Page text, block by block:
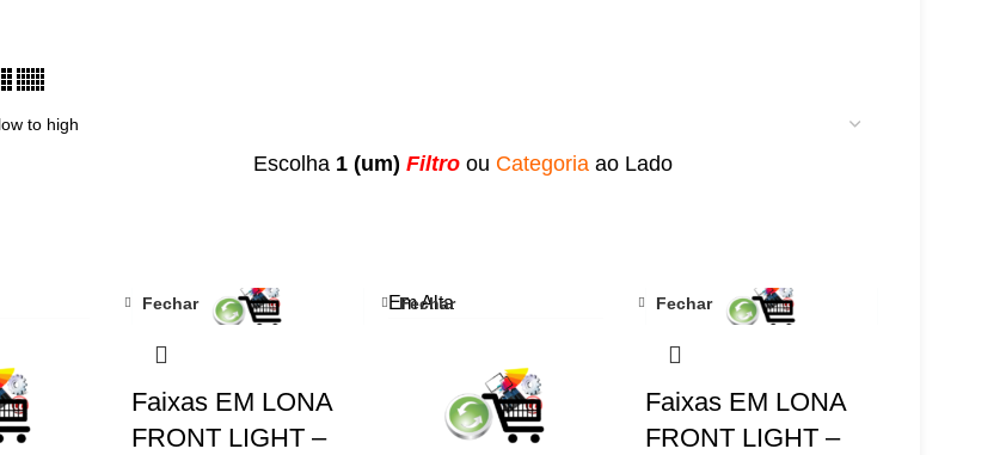
Escolha 1 (um)Filtro ou Categoria ao Lado
Fechar
Faixas EM LONA
FRONT LIGHT –
Em Alta
Fechar Fechar
Faixas EM LONA
FRONT LIGHT –